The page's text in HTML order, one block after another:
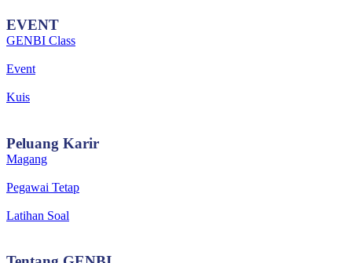
EVENT
GENBI Class
Event
Kuis
Peluang Karir
Magang
Pegawai Tetap
Latihan Soal